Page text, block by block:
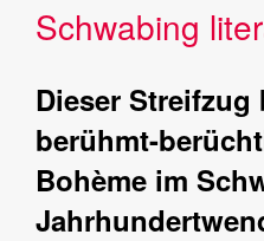
Schwabing
Dieser
berühmt-
Bohème im